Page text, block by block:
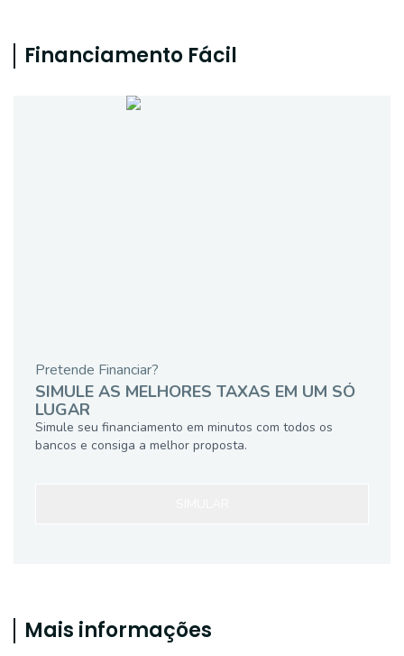
Financiamento Fácil
Pretende Financiar?
SIMULE AS MELHORES TAXAS EM UM SÓ
LUGAR
Simule seu financiamento em minutos com todos os
bancos e consiga a melhor proposta.
Mais informações